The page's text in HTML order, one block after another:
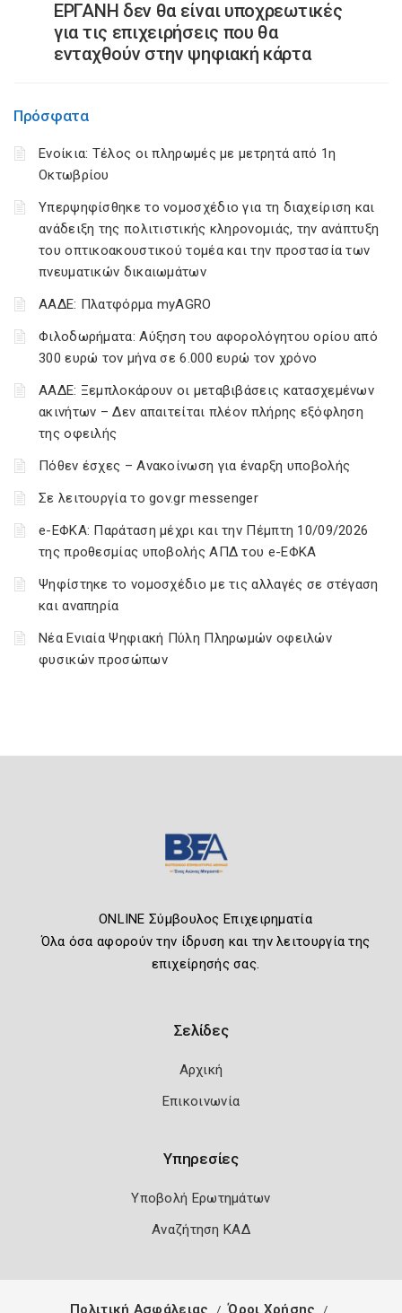
ΕΡΓΑΝΗ δεν θα είναι υποχρεωτικές
για τις επιχειρήσεις που θα
ενταχθούν στην ψηφιακή κάρτα
Πρόσφατα
Ενοίκια: Τέλος οι πληρωμές με μετρητά από 1η
Οκτωβρίου
Υπερψηφίσθηκε το νομοσχέδιο για τη διαχείριση και
ανάδειξη της πολιτιστικής κληρονομιάς, την ανάπτυξη
του οπτικοακουστικού τομέα και την προστασία των
πνευματικών δικαιωμάτων
ΑΑΔΕ: Πλατφόρμα myAGRO
Φιλοδωρήματα: Αύξηση του αφορολόγητου ορίου από
300 ευρώ τον μήνα σε 6.000 ευρώ τον χρόνο
ΑΑΔΕ: Ξεμπλοκάρουν οι μεταβιβάσεις κατασχεμένων
ακινήτων – Δεν απαιτείται πλέον πλήρης εξόφληση
της οφειλής
Πόθεν έσχες – Ανακοίνωση για έναρξη υποβολής
Σε λειτουργία το gov.gr messenger
e-ΕΦΚΑ: Παράταση μέχρι και την Πέμπτη 10/09/2026
της προθεσμίας υποβολής ΑΠΔ του e-ΕΦΚΑ
Ψηφίστηκε το νομοσχέδιο με τις αλλαγές σε στέγαση
και αναπηρία
Νέα Ενιαία Ψηφιακή Πύλη Πληρωμών οφειλών
φυσικών προσώπων
ONLINE Σύμβουλος Επιχειρηματία
Όλα όσα αφορούν την ίδρυση και την λειτουργία της
επιχείρησής σας.
Σελίδες
Αρχική
Επικοινωνία
Υπηρεσίες
Υποβολή Ερωτημάτων
Αναζήτηση ΚΑΔ
Πολιτική Ασφάλειας Όροι Χρήσης